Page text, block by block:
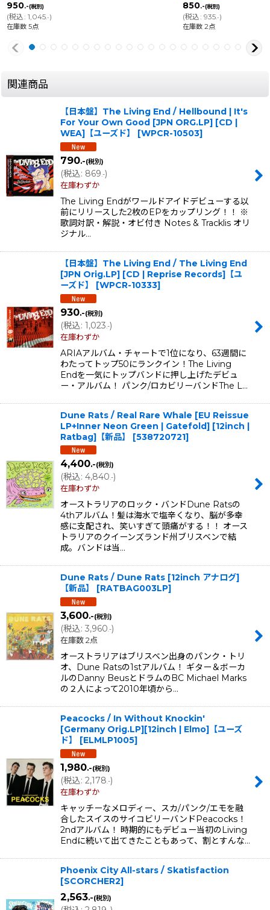
950.-(税別)
(税込: 1,045.-)
在庫数 5点
850.-(税別)
(税込: 935.-)
在庫数 2点
関連商品
【日本盤】The Living End / Hellbound | It's
For Your Own Good [JPN ORG.LP] [CD |
WEA]【ユーズド】
[WPCR-10503]
790.-(税別)
(税込: 869.-)
在庫わずか
The Living Endがワールドアイドデビューする以
前にリリースした2枚のEPをカップリング！！ ※
歌詞対訳・解説・オビ付き Notes & Tracklis オリ
ジナル…
【日本盤】The Living End / The Living End
[JPN Orig.LP] [CD | Reprise Records]【ユ
ーズド】
[WPCR-10333]
930.-(税別)
(税込: 1,023 .-)
在庫わずか
ARIAアルバム・チャートで1位になり、63週間に
わたってトップ50にランクイン！The Living
Endを一気にトップバンドに押し上げたデビュ
ー・アルバム！ パンク/ロカビリーバンドThe L…
Dune Rats / Real Rare Whale [EU Reissue
LP+Inner Neon Green | Gatefold] [12inch |
Ratbag]【新品】
[538720721]
4,400.-(税別)
(税込: 4,840.-)
在庫わずか
オーストラリアのロック・バンドDune Ratsの
4thアルバム！髪は海水で塩辛くなり、脳が多幸
感に支配され、笑いすぎて頭痛がする！！ オース
トラリアのクイーンズランド州ブリスベンで結
成。バンドは当…
Dune Rats / Dune Rats [12inch アナログ]
【新品】
[RATBAG003LP]
3,600.-(税別)
(税込: 3,960.-)
在庫数 2点
オーストラリアはブリスベン出身のパンク・トリ
オ、Dune Ratsの1stアルバム！ ギター＆ボーカ
ルのDanny BeusとドラムのBC Michael Marks
の２人によって2010年頃から…
Peacocks / In Without Knockin'
[Germany Orig.LP][12inch | Elmo]【ユーズ
ド】
[ELMLP1005]
1,980.-(税別)
(税込: 2,178.-)
在庫わずか
キャッチーなメロディー、スカ/パンク/エモを融
合したスイスのサイコビリーバンドPeacocks！
2ndアルバム！ 時期的にもデビュー当初のLiving
Endに続いて出てきたこともあって、割とすんな…
Phoenix City All-stars / Skatisfaction
[SCORCHER2]
2,563.-(税別)